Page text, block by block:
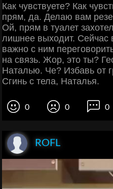
Как чувствуете? Как
прям, да. Делаю вам
Ой, прям в туалет
лишнее выходит.
важно с ним
на связь. Жор, это ты?
Наталью. Че? Избавь от
Сгинь с тела, Наталья.
0 0 0
ROFL